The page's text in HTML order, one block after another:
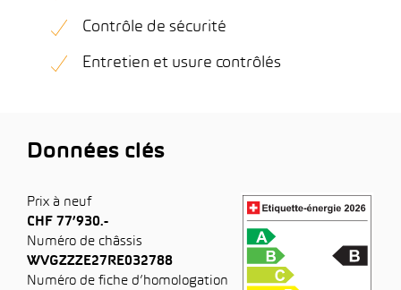
Contrôle de sécurité
Entretien et usure contrôlés
Données clés
Prix à neuf
CHF 77’930.-
Numéro de châssis
WVGZZZE27RE032788
Numéro de fiche d’homologation